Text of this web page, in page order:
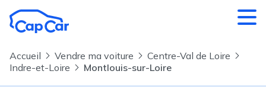
Accueil Vendre ma voiture
Centre-Val de Loire
Indre-et-Loire
Montlouis-sur-Loire